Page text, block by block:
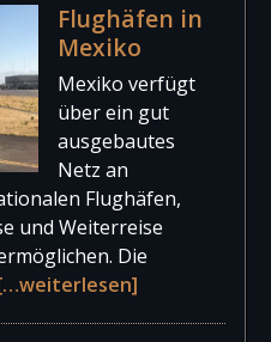
Flughäfen in
Mexiko
Mexiko verfügt
über ein gut
ausgebautes
Netz an
Flughäfen,
und Weiterreise
Die